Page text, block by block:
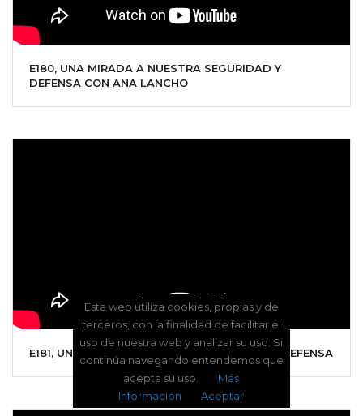
E180, UNA MIRADA A NUESTRA SEGURIDAD Y
DEFENSA CON ANA LANCHO
E181, UNA MIRADA A NUESTRA SEGURIDAD Y DEFENSA
Esta web utiliza cookies, propias y de
terceros, con la finalidad de facilitar el
uso de nuestra web y analizar su uso. Si
continúa navegando entendemos que
acepta su uso.
Más
Información
Aceptar